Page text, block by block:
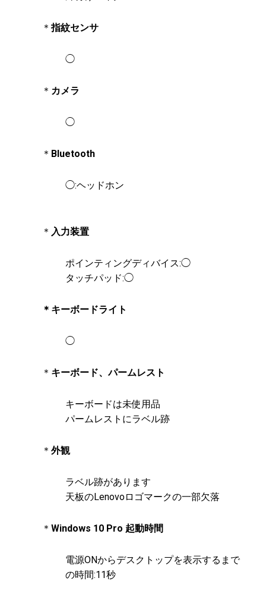
＊指紋センサ
◯
＊ カメラ
◯
＊ Bluetooth
◯:ヘッドホン
＊ 入力装置
ポインティングディバイス:◯
タッチパッド:◯
＊キーボードライト
◯
＊ キーボード、パームレスト
キーボードは未使用品
パームレストにラベル跡
＊ 外観
ラベル跡があります
天板のLenovoロゴマークの一部欠落
＊ Windows 10 Pro 起動時間
電源ONからデスクトップを表示するまで
の時間:11秒